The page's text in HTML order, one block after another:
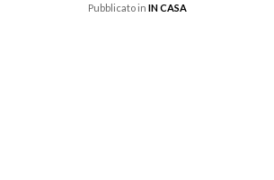
Pubblicato in IN CASA